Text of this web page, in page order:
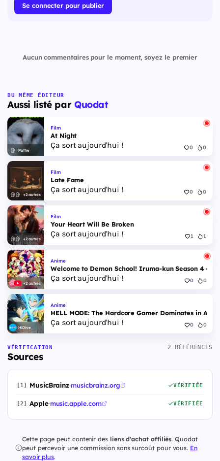
Se connecter pour publier
Aucun commentaires pour le moment, soyez le premier
DU MÊME ÉDITEUR
Aussi listé par Quodat
Pathé
Film
At Night
Ça sort aujourd'hui ! 0 0
+2 autres
Film
Late Fame
Ça sort aujourd'hui ! 0 0
+2 autres
Film
Your Heart Will Be Broken
Ça sort aujourd'hui ! 1 1
+2 autres
Anime
Welcome to Demon School! Iruma-kun Season 4 -
Ça sort aujourd'hui ! 0 0
HiDive
Anime
HELL MODE: The Hardcore Gamer Dominates in
Ça sort aujourd'hui ! 0 0
VÉRIFICATION
Sources
2 RÉFÉRENCES
[1] MusicBrainz·musicbrainz.org VÉRIFIÉE
[2] Apple·music.apple.com VÉRIFIÉE
Cette page peut contenir des liens d'achat affiliés. Quodat
peut percevoir une commission sans surcoût pour vous. En
savoir plus.